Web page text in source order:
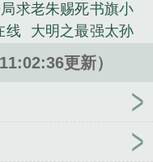
家吗？”“请皇爷爷，
也配当皇太孙？他
立我为储君，以正国
实时更新大明：最强
求老朱赐死评论，并
求老朱赐死书旗小
线
大明之最强太孙
强太子爷全文免费
作者陈喵呜 开局求老
笔趣阁
大明最强太
最强太孙开局求老朱
更新）